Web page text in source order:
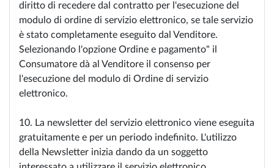
diritto di recedere dal contratto per l'esecuzione del
modulo di ordine di servizio elettronico, se tale servizio
è stato completamente eseguito dal Venditore.
Selezionando l'opzione Ordine e pagamento" il
Consumatore dà al Venditore il consenso per
l'esecuzione del modulo di Ordine di servizio
elettronico.
10. La newsletter del servizio elettronico viene eseguita
gratuitamente e per un periodo indefinito. L'utilizzo
della Newsletter inizia dando da un soggetto